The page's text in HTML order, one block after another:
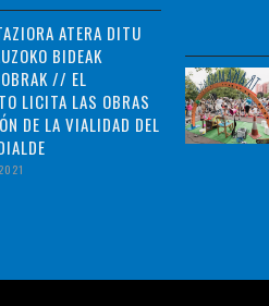
ATERA DITU
BIDEAK
// EL
LICITA LAS OBRAS
DE LA VIALIDAD DEL